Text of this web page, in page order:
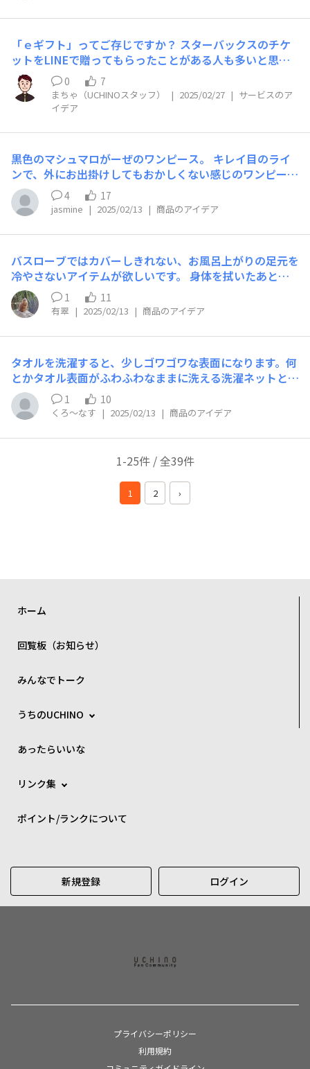
「ｅギフト」ってご存じですか？ スターバックスのチケ
ットをLINEで贈ってもらったことがある人も多いと思い
ます。 または、LINEギフトと聞けば知っている方も多い
はず。 「ｅギフト」とは、メールやSNS、LINEなどのメ
ッセージツールを使って、相手の住所や電話番号を知らな
ま「ｅギフト」の導入を検討しています。 そこで、ファ
ンコミュニティーの皆さんのご意見もぜひ参考にしたいと
思います。 次のリンクから投票へ！ 【投票企画】みんな
で決める「ｅギフト導入」 ぜひ、投票をお願いします！
0 7
まちゃ（UCHINOスタッフ） | 2025/02/27 | サービスのア
イデア
黒色のマシュマロがーぜのワンピース。 キレイ目のライ
ンで、外にお出掛けしてもおかしくない感じのワンピース
が欲しいです。 その理由は、旅行に行くときに軽くてか
さばらないから。それで、行った先できちんと見える洋服
として使えたら最高です!
4 17
jasmine | 2025/02/13 | 商品のアイデア
バスローブではカバーしきれない、お風呂上がりの足元を
冷やさないアイテムが欲しいです。 身体を拭いたあとの
残った水滴を吸ってくれたり、夏場はじんわりと汗をかい
た時も快適に過ごさせてくれる物があったら良いなと🤔
素肌にズボンを履くというのは抵抗ある人もいそうなので
悩みどころですが、できればお腹やお尻も冷えない物だと
足首まである長さだと助かります💦 一時的に身に着ける
だけの想定なのですが、フェイスタオルのように頻繁に洗
っても大丈夫そうな、乾きのいい物が理想ですね。 いろ
いろと詰め込んでしまいましたが、ご一考いただけたら幸
1 11
有翠 | 2025/02/13 | 商品のアイデア
タオルを洗濯すると、少しゴワゴワな表面になります。何
とかタオル表面がふわふわなままに洗える洗濯ネットとか
洗濯グッズがあれば良いのにと思っております。
1 10
くろ〜なす | 2025/02/13 | 商品のアイデア
1-25件 / 全39件
1 2 ›
ホーム
回覧板（お知らせ）
みんなでトーク
うちのUCHINO
あったらいいな
リンク集
ポイント/ランクについて
新規登録 ログイン
プライバシーポリシー
利用規約